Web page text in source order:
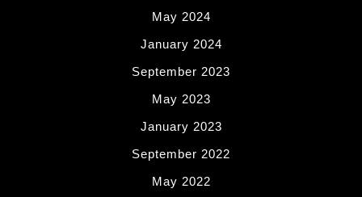
May 2024
January 2024
September 2023
May 2023
January 2023
September 2022
May 2022